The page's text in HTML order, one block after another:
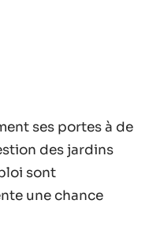
ses portes à de
des jardins
sont
une chance